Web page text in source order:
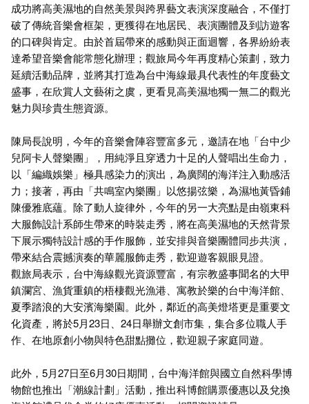
成功將高美濕地的自然美景與跨界藝文表演深度融合，不僅打
破了傳統音樂會框架，更獲得在地居民、表演團體及到訪遊客
的口碑與肯定。由於首屆帶來的感動與正面迴響，各界紛紛表
達希望音樂會能常態化辦理；觀旅局今年再度精心策劃，致力
延續活動品牌，並將其打造為台中海線最具代表性的年度藝文
盛事，在欣賞人文藝術之虞，更看見高美濕地獨一無二的觀光
魅力與珍貴生態資源。
陳局長說明，今年的音樂會陣容豐富多元，邀請在地「台中少
兒阿卡人聲樂團」，用純淨且穿透力十足的人聲唱出生命力，
以「編織娛樂」極具感染力的演出，為廣闊的海洋注入動感活
力；接著，再由「共鳴室內樂團」以悠揚弦樂，為濕地黃昏鋪
陳優雅底蘊。除了動人旋律外，今年的另一大亮點是由嶺東科
大服飾設計系師生帶來的時裝走秀，將在高美濕地的天然背景
下展示獨特設計感的手作服飾，並安排與音樂團體同步共演，
帶來結合震撼演奏的華麗服飾走秀，歡迎遊客親眼見證。
觀旅局表示，台中海線觀光資源豐富，有宗教盛事聞名的大甲
鎮瀾宮、漁貨重鎮的梧棲觀光漁港、寓教於樂的台中海洋館、
夏季踏浪的大安濱海樂園。此外，鄰近的高美燈塔更是重要文
化資產，將於5月23日、24日舉辦文創市集，集合多位職人手
作、在地原創小物與特色甜點攤位，歡迎親子家庭同遊。
此外，5月27日至6月30日期間，台中海洋館與國立自然科學博
物館也推出「潮線計劃」活動，推出科博館購票優惠以及兌換